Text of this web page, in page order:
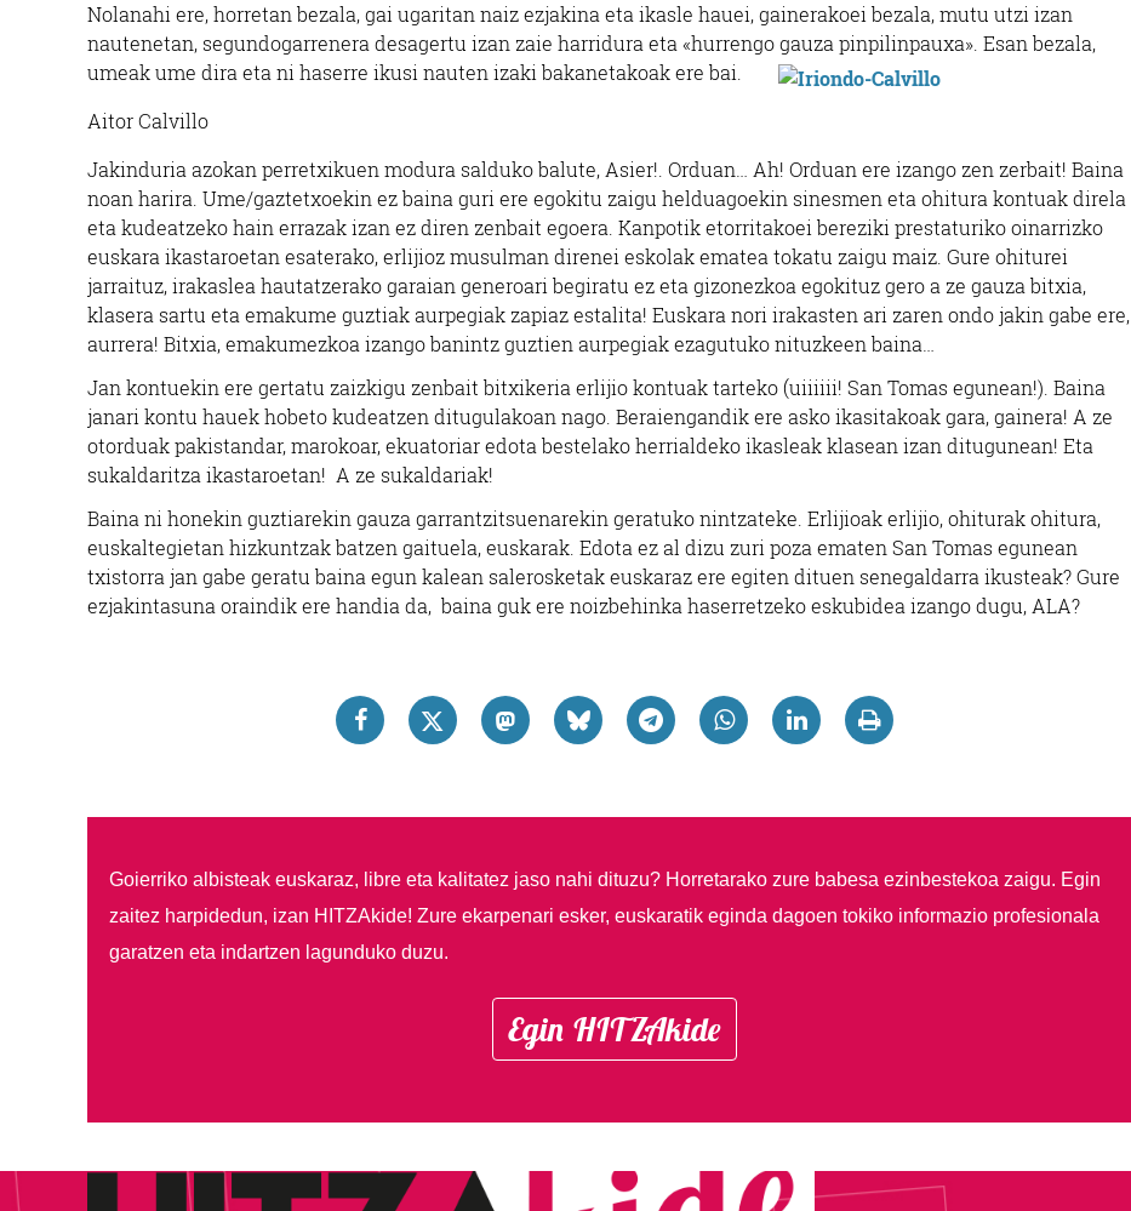
Nolanahi ere, horretan bezala, gai ugaritan naiz ezjakina eta ikasle hauei, gainerakoei bezala, mutu utzi izan
nautenetan, segundogarrenera desagertu izan zaie harridura eta «hurrengo gauza pinpilinpauxa». Esan bezala,
umeak ume dira eta ni haserre ikusi nauten izaki bakanetakoak ere bai.
Aitor Calvillo
Jakinduria azokan perretxikuen modura salduko balute, Asier!. Orduan… Ah! Orduan ere izango zen zerbait! Baina
noan harira. Ume/gaztetxoekin ez baina guri ere egokitu zaigu helduagoekin sinesmen eta ohitura kontuak direla
eta kudeatzeko hain errazak izan ez diren zenbait egoera. Kanpotik etorritakoei bereziki prestaturiko oinarrizko
euskara ikastaroetan esaterako, erlijioz musulman direnei eskolak ematea tokatu zaigu maiz. Gure ohiturei
jarraituz, irakaslea hautatzerako garaian generoari begiratu ez eta gizonezkoa egokituz gero a ze gauza bitxia,
klasera sartu eta emakume guztiak aurpegiak zapiaz estalita! Euskara nori irakasten ari zaren ondo jakin gabe ere,
aurrera! Bitxia, emakumezkoa izango banintz guztien aurpegiak ezagutuko nituzkeen baina…
Jan kontuekin ere gertatu zaizkigu zenbait bitxikeria erlijio kontuak tarteko (uiiiiii! San Tomas egunean!). Baina
janari kontu hauek hobeto kudeatzen ditugulakoan nago. Beraiengandik ere asko ikasitakoak gara, gainera! A ze
otorduak pakistandar, marokoar, ekuatoriar edota bestelako herrialdeko ikasleak klasean izan ditugunean! Eta
sukaldaritza ikastaroetan! A ze sukaldariak!
Baina ni honekin guztiarekin gauza garrantzitsuenarekin geratuko nintzateke. Erlijioak erlijio, ohiturak ohitura,
euskaltegietan hizkuntzak batzen gaituela, euskarak. Edota ez al dizu zuri poza ematen San Tomas egunean
txistorra jan gabe geratu baina egun kalean salerosketak euskaraz ere egiten dituen senegaldarra ikusteak? Gure
ezjakintasuna oraindik ere handia da, baina guk ere noizbehinka haserretzeko eskubidea izango dugu, ALA?
Goierriko albisteak euskaraz, libre eta kalitatez jaso nahi dituzu? Horretarako zure babesa ezinbestekoa zaigu. Egin
zaitez harpidedun, izan HITZAkide! Zure ekarpenari esker, euskaratik eginda dagoen tokiko informazio profesionala
garatzen eta indartzen lagunduko duzu.
Egin HITZAkide